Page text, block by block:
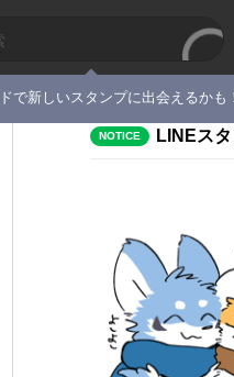
で新しいスタンプに出会えるかも！
NOTICE LINEス